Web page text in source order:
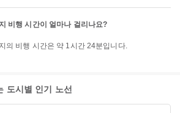
비행 시간이 얼마나 걸리나요?
지의 비행 시간은 약 1시간 24분입니다.
도시별 인기 노선